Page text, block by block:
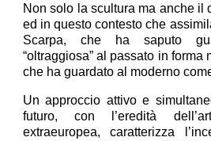
Non solo la scultura ma anche il
ed in questo contesto che
Scarpa, che ha saputo
“oltraggiosa” al passato in forma
che ha guardato al moderno
Un approccio attivo e
futuro, con l’eredità
extraeuropea, caratterizza